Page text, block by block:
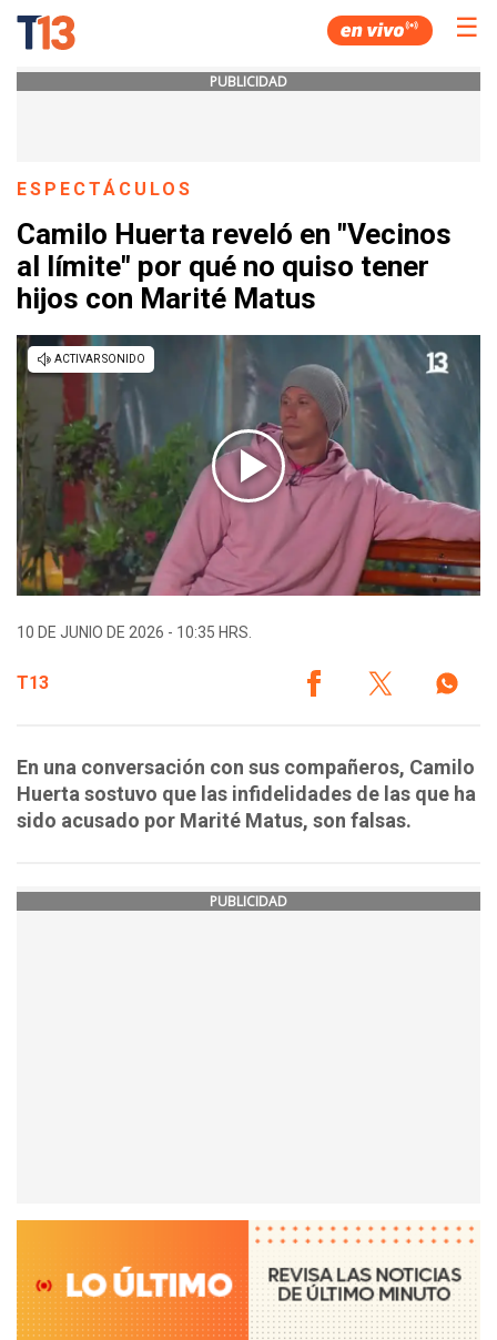
☰
PUBLICIDAD
ESPECTÁCULOS
Camilo Huerta reveló en "Vecinos
al límite" por qué no quiso tener
hijos con Marité Matus
10 DE JUNIO DE 2026 - 10:35 HRS.
T13
En una conversación con sus compañeros, Camilo
Huerta sostuvo que las infidelidades de las que ha
sido acusado por Marité Matus, son falsas.
PUBLICIDAD